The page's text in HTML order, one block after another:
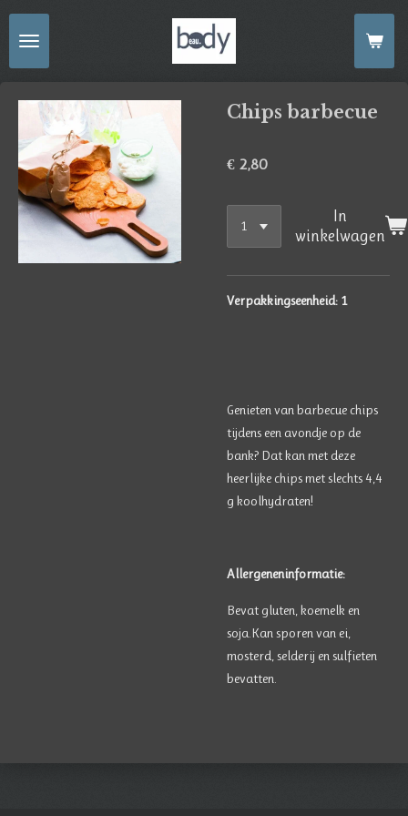
Ga
direct
naar
hoofdinhoud
Chips barbecue
€ 2,80
In
winkelwagen
Verpakkingseenheid: 1
Genieten van barbecue chips
tijdens een avondje op de
bank? Dat kan met deze
heerlijke chips met slechts 4,4
g koolhydraten!
Allergeneninformatie:
Bevat gluten, koemelk en
soja.Kan sporen van ei,
mosterd, selderij en sulfieten
bevatten.